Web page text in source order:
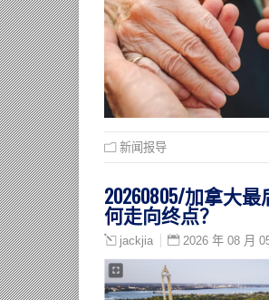
新闻报导
20260805/加拿大
何走向终点？
jackjia 2026 年 08 月